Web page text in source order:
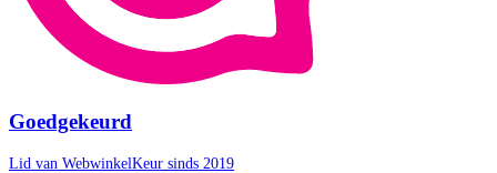
Goedgekeurd
Lid van WebwinkelKeur sinds 2019